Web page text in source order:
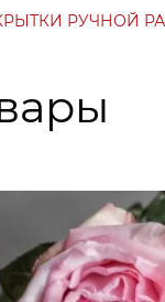
РУЧНОЙ